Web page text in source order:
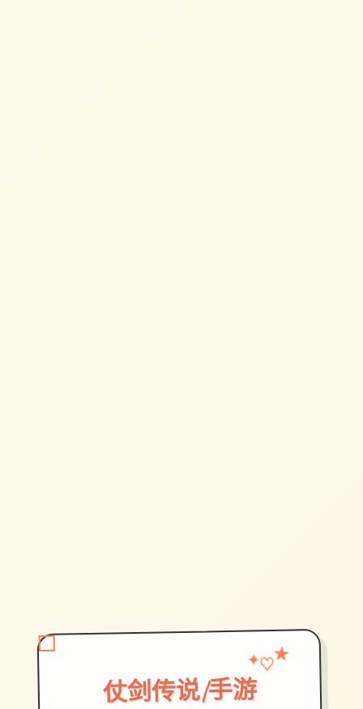
仗剑传说|手游
✦♡★